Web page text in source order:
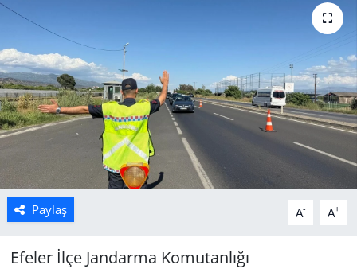
Paylaş A- A+
Efeler İlçe Jandarma Komutanlığı
Politika
Uşak